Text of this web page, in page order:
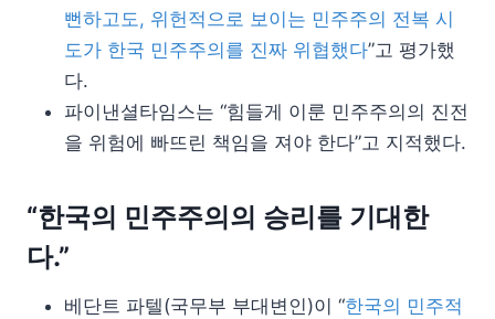
뻔하고도, 위헌적으로 보이는 민주주의 전복 시
도가 한국 민주주의를 진짜 위협했다”고 평가했
다.
파이낸셜타임스는 “힘들게 이룬 민주주의의 진전
을 위험에 빠뜨린 책임을 져야 한다”고 지적했다.
“한국의 민주주의의 승리를 기대한
다.”
베단트 파텔(국무부 부대변인)이 “한국의 민주적